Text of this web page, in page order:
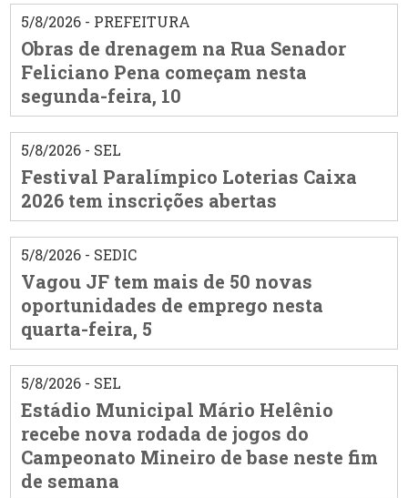
5/8/2026 - PREFEITURA
Obras de drenagem na Rua Senador
Feliciano Pena começam nesta
segunda-feira, 10
5/8/2026 - SEL
Festival Paralímpico Loterias Caixa
2026 tem inscrições abertas
5/8/2026 - SEDIC
Vagou JF tem mais de 50 novas
oportunidades de emprego nesta
quarta-feira, 5
5/8/2026 - SEL
Estádio Municipal Mário Helênio
recebe nova rodada de jogos do
Campeonato Mineiro de base neste fim
de semana